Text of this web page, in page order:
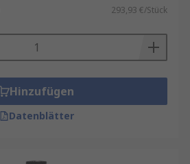
293,93 €/Stück
Hinzufügen
Datenblätter